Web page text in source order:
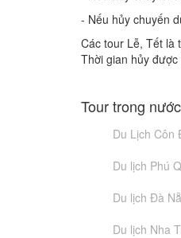
- Nếu hủy chuyến
Các tour Lễ, Tết là
Thời gian hủy
Tour trong nước
Du Lịch Côn
Du lịch Phú
Du lịch Đà
Du lịch Nha